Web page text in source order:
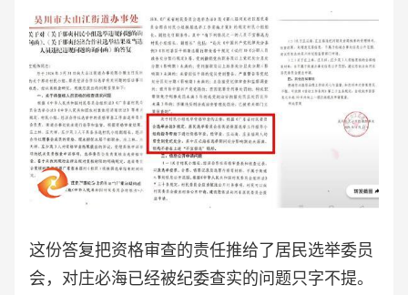
这份答复把资格审查的责任推给了居民选举委员
会，对庄必海已经被纪委查实的问题只字不提。